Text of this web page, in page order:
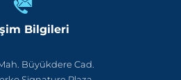
Bilgileri
Büyükdere Cad.